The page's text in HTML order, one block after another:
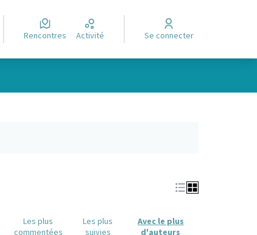
Rencontres Activité Se connecter
Les plus
commentées
Les plus
suivies
Avec le plus
d'auteurs